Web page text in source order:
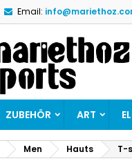
Email:
ZUBEHÖR ART
Men Hauts T-